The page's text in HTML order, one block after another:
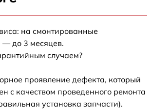
на смонтированные
до 3 месяцев.
случаем?
проявление дефекта, который
с качеством проведенного ремонта
установка запчасти).